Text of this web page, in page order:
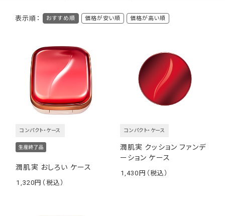
スキンケアの原点「保湿」を
シンプルなステップで
潤肌実は「綾花ブランド」の中でもスキンケアの原点である「保
湿」に着目したラインです。
わかりやすい商品ラインアップと、できるだけシンプルなステップ
め、スキンケア、ベースメイクアイテムを展開しています。
表示順： おすすめ順 価格が安い順 価格が高い順
潤肌実 おしろい ケース
コンパクト・ケース
1,320
潤肌実 クッション ファンデ
ーション ケース
コンパクト・ケース
1,430